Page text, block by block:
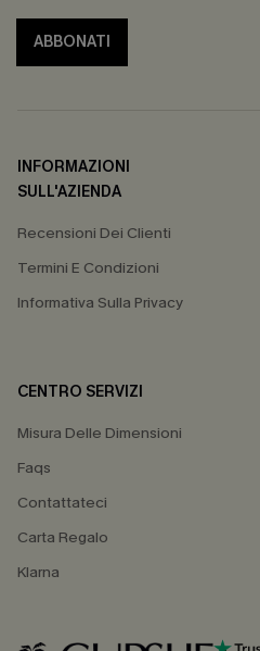
ABBONATI
INFORMAZIONI
SULL'AZIENDA
Recensioni Dei Clienti
Termini E Condizioni
Informativa Sulla Privacy
CENTRO SERVIZI
Misura Delle Dimensioni
Faqs
Contattateci
Carta Regalo
Klarna